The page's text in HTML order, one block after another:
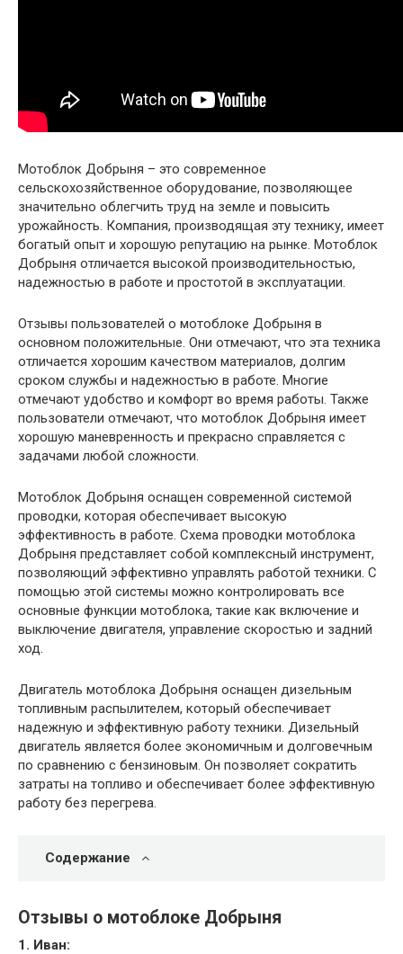
Мотоблок Добрыня – это современное
сельскохозяйственное оборудование, позволяющее
значительно облегчить труд на земле и повысить
урожайность. Компания, производящая эту технику, имеет
богатый опыт и хорошую репутацию на рынке. Мотоблок
Добрыня отличается высокой производительностью,
надежностью в работе и простотой в эксплуатации.
Отзывы пользователей о мотоблоке Добрыня в
основном положительные. Они отмечают, что эта техника
отличается хорошим качеством материалов, долгим
сроком службы и надежностью в работе. Многие
отмечают удобство и комфорт во время работы. Также
пользователи отмечают, что мотоблок Добрыня имеет
хорошую маневренность и прекрасно справляется с
задачами любой сложности.
Мотоблок Добрыня оснащен современной системой
проводки, которая обеспечивает высокую
эффективность в работе. Схема проводки мотоблока
Добрыня представляет собой комплексный инструмент,
позволяющий эффективно управлять работой техники. С
помощью этой системы можно контролировать все
основные функции мотоблока, такие как включение и
выключение двигателя, управление скоростью и задний
ход.
Двигатель мотоблока Добрыня оснащен дизельным
топливным распылителем, который обеспечивает
надежную и эффективную работу техники. Дизельный
двигатель является более экономичным и долговечным
по сравнению с бензиновым. Он позволяет сократить
затраты на топливо и обеспечивает более эффективную
работу без перегрева.
Содержание
Отзывы о мотоблоке Добрыня
1. Иван: